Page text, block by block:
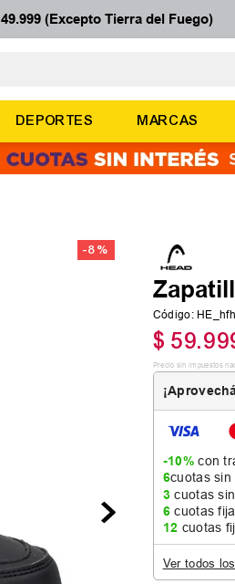
(Excepto Tierra del Fuego)
DEPORTES MARCAS
-8 %
Código:
$ 59.
Precio sin impuestos
-10%con
6cuotas
3cuotas
6cuotas
12 cuotas
Ver todos